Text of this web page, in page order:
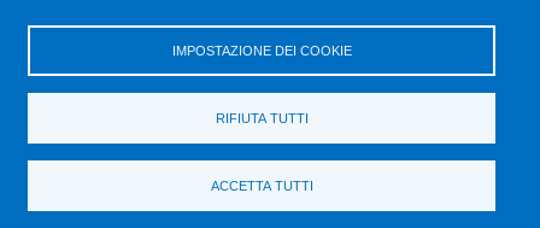
IMPOSTAZIONE DEI COOKIE
RIFIUTA TUTTI
ACCETTA TUTTI
MENÙ FOOTER 2
Amministrazione trasparente
Vecchio Portale MIFT